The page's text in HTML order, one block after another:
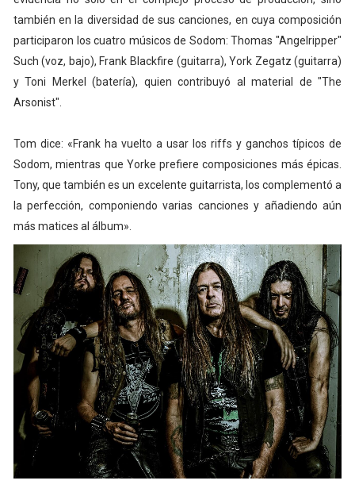
también en la diversidad de sus canciones, en cuya composición
participaron los cuatro músicos de Sodom: Thomas "Angelripper"
Such (voz, bajo), Frank Blackfire (guitarra), York Zegatz (guitarra)
y Toni Merkel (batería), quien contribuyó al material de "The
Arsonist".
Tom dice: «Frank ha vuelto a usar los riffs y ganchos típicos de
Sodom, mientras que Yorke prefiere composiciones más épicas.
Tony, que también es un excelente guitarrista, los complementó a
la perfección, componiendo varias canciones y añadiendo aún
más matices al álbum».